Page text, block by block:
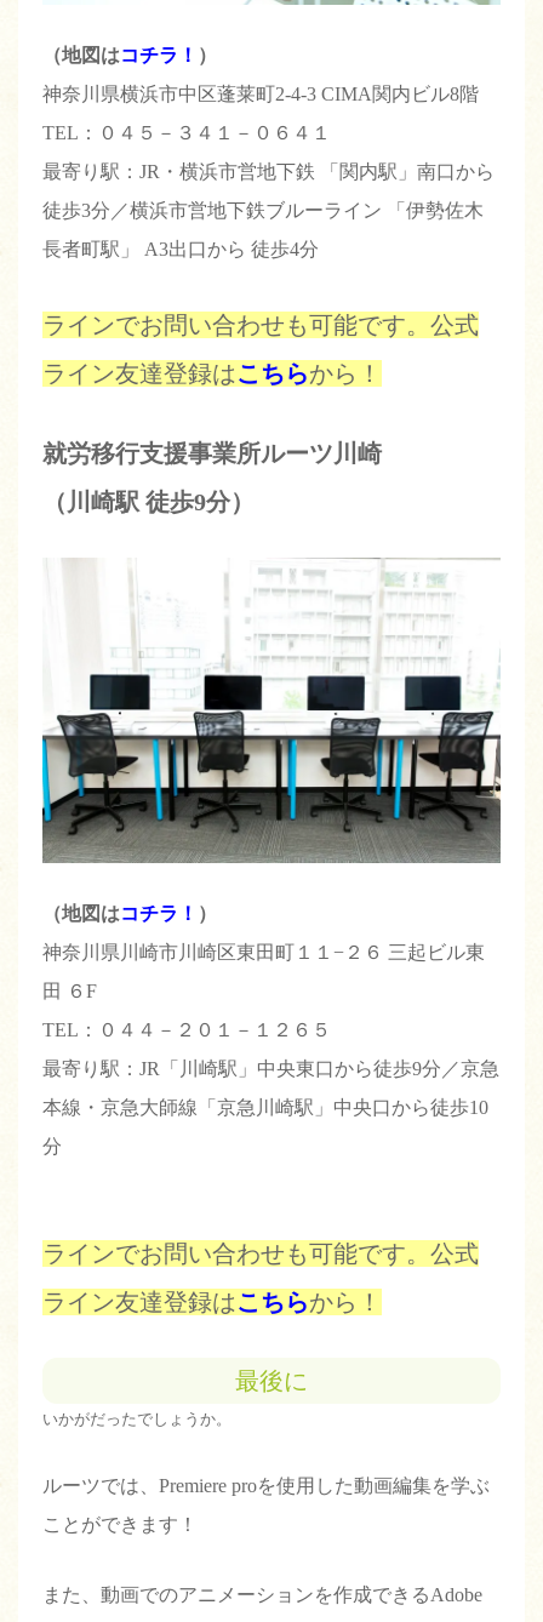
（地図はコチラ！ ）
神奈川県横浜市中区蓬莱町2-4-3 CIMA関内ビル8階
TEL：０４５－３４１－０６４１
最寄り駅：JR・横浜市営地下鉄 「関内駅」南口から
徒歩3分／横浜市営地下鉄ブルーライン 「伊勢佐木
長者町駅」 A3出口から 徒歩4分
ラインでお問い合わせも可能です。公式
ライン友達登録はこちらから！
就労移行支援事業所ルーツ川崎
（川崎駅 徒歩9分）
（地図はコチラ！ ）
神奈川県川崎市川崎区東田町１１−２６ 三起ビル東
田 ６F
TEL：０４４－２０１－１２６５
最寄り駅：JR「川崎駅」中央東口から徒歩9分／京急
本線・京急大師線「京急川崎駅」中央口から徒歩10
分
ラインでお問い合わせも可能です。公式
ライン友達登録はこちらから！
最後に
いかがだったでしょうか。
ルーツでは、Premiere proを使用した動画編集を学ぶ
ことができます！
また、動画でのアニメーションを作成できるAdobe